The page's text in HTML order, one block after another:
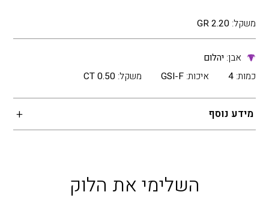
משקל: 2.20 GR
אבן:יהלום
כמות: 4 איכות: GSI-F משקל:0.50 CT
מידע נוסף
השלימי את הלוק